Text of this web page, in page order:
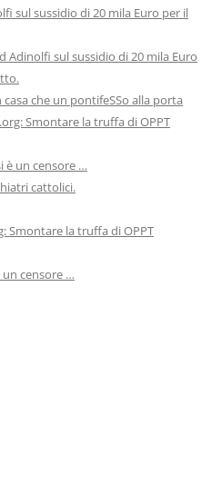
sul sussidio di 20 mila Euro per il
Adinolfi sul sussidio di 20 mila Euro
che un pontifeSSo alla porta
Smontare la truffa di OPPT
è un censore …
cattolici.
Smontare la truffa di OPPT
un censore …